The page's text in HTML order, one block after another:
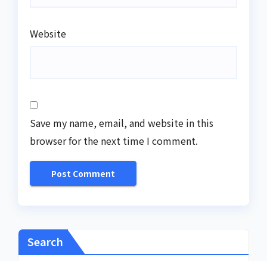
Website
Save my name, email, and website in this
browser for the next time I comment.
Search